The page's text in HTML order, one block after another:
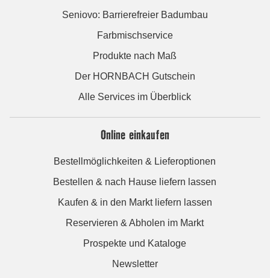
Seniovo: Barrierefreier Badumbau
Farbmischservice
Produkte nach Maß
Der HORNBACH Gutschein
Alle Services im Überblick
Online einkaufen
Bestellmöglichkeiten & Lieferoptionen
Bestellen & nach Hause liefern lassen
Kaufen & in den Markt liefern lassen
Reservieren & Abholen im Markt
Prospekte und Kataloge
Newsletter